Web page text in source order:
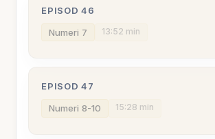
EPISOD 46
Numeri 7 13:52 min
EPISOD 47
Numeri 8-10 15:28 min